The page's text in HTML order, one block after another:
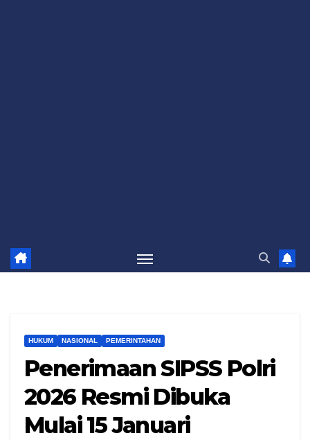
HUKUM NASIONAL PEMERINTAHAN
Penerimaan SIPSS Polri
2026 Resmi Dibuka
Mulai 15 Januari